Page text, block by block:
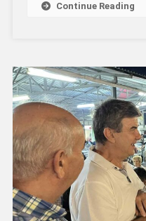
Continue Reading